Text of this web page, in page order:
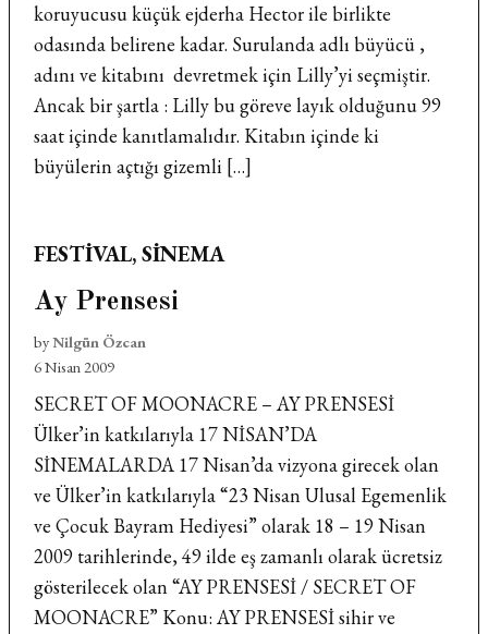
koruyucusu küçük ejderha Hector ile birlikte
odasında belirene kadar. Surulanda adlı büyücü ,
adını ve kitabını devretmek için Lilly’yi seçmiştir.
Ancak bir şartla : Lilly bu göreve layık olduğunu 99
saat içinde kanıtlamalıdır. Kitabın içinde ki
büyülerin açtığı gizemli […]
POSTED
FESTIVAL,SINEMA
Ay Prensesi
byNilgün Özcan
6 Nisan 2009
SECRET OF MOONACRE – AY PRENSESİ
Ülker’in katkılarıyla 17 NİSAN’DA
SİNEMALARDA 17 Nisan’da vizyona girecek olan
ve Ülker’in katkılarıyla “23 Nisan Ulusal Egemenlik
ve Çocuk Bayram Hediyesi” olarak 18 – 19 Nisan
2009 tarihlerinde, 49 ilde eş zamanlı olarak ücretsiz
gösterilecek olan “AY PRENSESİ / SECRET OF
MOONACRE” Konu: AY PRENSESİ sihir ve